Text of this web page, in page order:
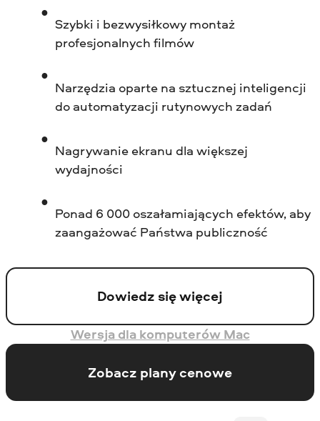
Szybki i bezwysiłkowy montaż
profesjonalnych filmów
Narzędzia oparte na sztucznej inteligencji
do automatyzacji rutynowych zadań
Nagrywanie ekranu dla większej
wydajności
Ponad 6 000 oszałamiających efektów, aby
zaangażować Państwa publiczność
Dowiedz się więcej
Wersja dla komputerów Mac
Zobacz plany cenowe